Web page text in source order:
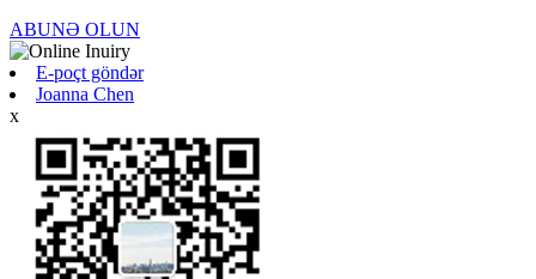
ABUNƏ OLUN
E-poçt göndər
Joanna Chen
x